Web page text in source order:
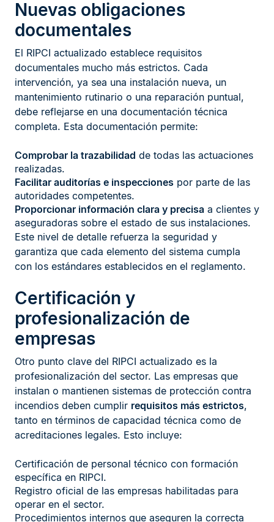
Nuevas obligaciones
documentales
El RIPCI actualizado establece requisitos
documentales mucho más estrictos. Cada
intervención, ya sea una instalación nueva, un
mantenimiento rutinario o una reparación puntual,
debe reflejarse en una documentación técnica
completa. Esta documentación permite:
Comprobar la trazabilidad de todas las actuaciones
realizadas.
Facilitar auditorías e inspecciones por parte de las
autoridades competentes.
Proporcionar información clara y precisa a clientes y
aseguradoras sobre el estado de sus instalaciones.
Este nivel de detalle refuerza la seguridad y
garantiza que cada elemento del sistema cumpla
con los estándares establecidos en el reglamento.
Certificación y
profesionalización de
empresas
Otro punto clave del RIPCI actualizado es la
profesionalización del sector. Las empresas que
instalan o mantienen sistemas de protección contra
incendios deben cumplir requisitos más estrictos,
tanto en términos de capacidad técnica como de
acreditaciones legales. Esto incluye:
Certificación de personal técnico con formación
específica en RIPCI.
Registro oficial de las empresas habilitadas para
operar en el sector.
Procedimientos internos que aseguren la correcta